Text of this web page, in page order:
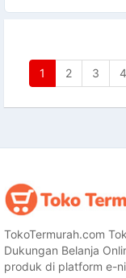
1 2 3 4
TokoTermurah.com
Dukungan Belanja
produk di platform e-